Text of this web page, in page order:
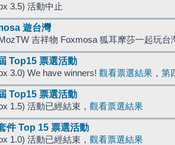
3.5) 活動中止
遊台灣
吉祥物 Foxmosa 狐耳摩莎一起玩台
Top15 票選活動
3.0) We have winners! 觀看票選結果 ， 第
Top15 票選活動
1.5) 活動已經結束， 觀看票選結果
件 Top 15 票選活動
1.0) 活動已經結束， 觀看票選結果